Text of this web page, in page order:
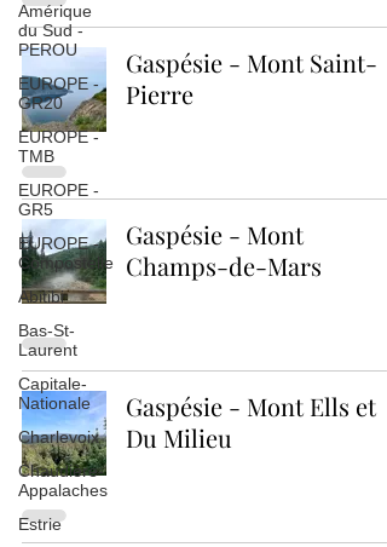
Amérique
du Sud -
PEROU
EUROPE -
GR20
EUROPE -
TMB
EUROPE -
GR5
EUROPE -
Compostelle
Abitibi
Bas-St-
Laurent
Capitale-
Nationale
Charlevoix
Chaudière-
Appalaches
Estrie
Gaspésie - Mont Saint-
Pierre
Gaspésie - Mont
Champs-de-Mars
Gaspésie - Mont Ells et
Du Milieu